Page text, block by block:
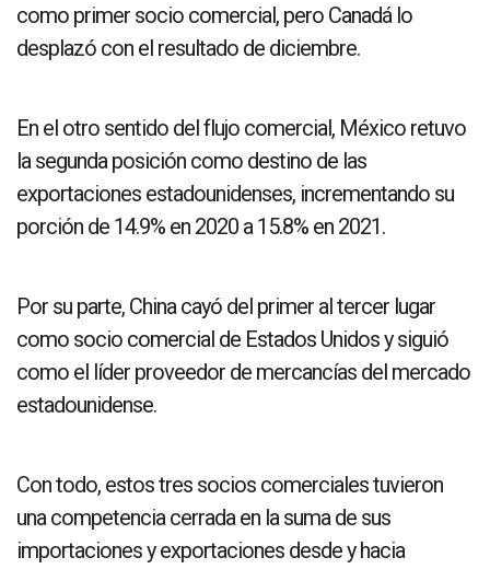
como primer socio comercial, pero Canadá lo
desplazó con el resultado de diciembre.
En el otro sentido del flujo comercial, México retuvo
la segunda posición como destino de las
exportaciones estadounidenses, incrementando su
porción de 14.9% en 2020 a 15.8% en 2021.
Por su parte, China cayó del primer al tercer lugar
como socio comercial de Estados Unidos y siguió
como el líder proveedor de mercancías del mercado
estadounidense.
Con todo, estos tres socios comerciales tuvieron
una competencia cerrada en la suma de sus
importaciones y exportaciones desde y hacia